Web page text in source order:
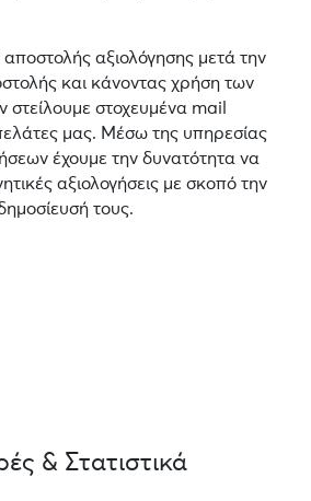
αξιολόγησης μετά την
και κάνοντας χρήση των
στείλουμε στοχευμένα mail
μας. Μέσω της υπηρεσίας
έχουμε την δυνατότητα να
αξιολογήσεις με σκοπό την
τους.
& Στατιστικά